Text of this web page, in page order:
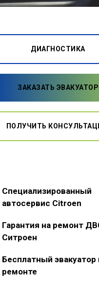
ДИАГНОСТИКА
ЗАКАЗАТЬ ЭВАКУАТОР
ПОЛУЧИТЬ
Специализированный
автосервис Citroen
Гарантия на ремонт
Ситроен
Бесплатный эвакуатор
ремонте